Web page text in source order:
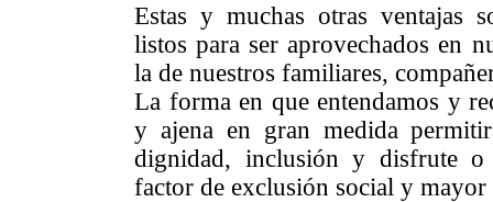
Estas y muchas otras ventajas
listos para ser aprovechados en
la de nuestros familiares,
La forma en que entendamos y
y ajena en gran medida
dignidad, inclusión y disfrute
factor de exclusión social y